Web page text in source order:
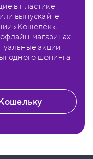
в пластике
выпускайте
«Кошелёк».
магазинах.
акции
шопинга